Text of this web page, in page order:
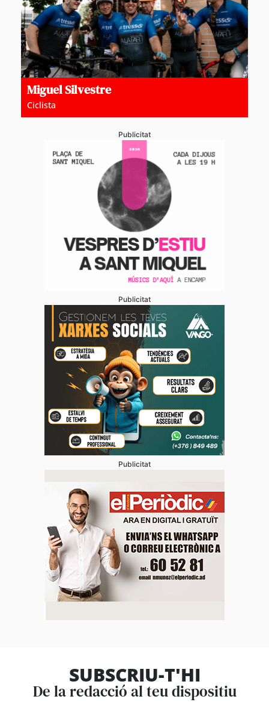
Miguel Silvestre
Ciclista
Publicitat
Publicitat
Publicitat
SUBSCRIU-T'HI
De la redacció al teu dispositiu